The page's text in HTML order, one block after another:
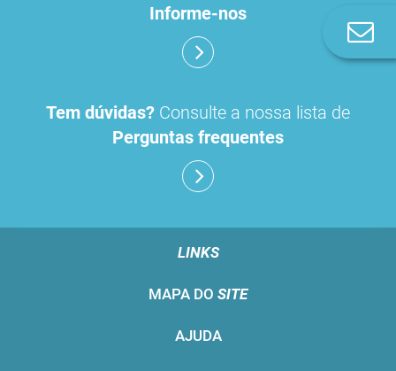
Informe-nos
Tem dúvidas? Consulte a nossa lista de
Perguntas frequentes
LINKS
MAPA DO SITE
AJUDA